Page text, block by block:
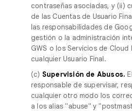
contraseñas asociadas, y (ii)
de las Cuentas de Usuario
las responsabilidades de
gestión o la administración
GWS o los Servicios de
cualquier Usuario Final.
(c) Supervisión de Abusos.
responsable de supervisar,
cualquier otro modo los
a los alias "abuse" y